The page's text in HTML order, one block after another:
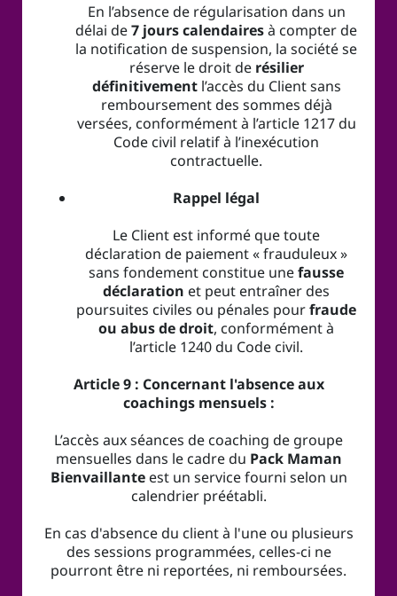
En l’absence de régularisation dans un
délai de7 jours calendairesà compter de
la notification de suspension, la société se
réserve le droit de résilier
définitivementl’accès du Client sans
remboursement des sommes déjà
versées, conformément à l’article 1217 du
Code civil relatif à l’inexécution
contractuelle.
Rappel légal
Le Client est informé que toute
déclaration de paiement « frauduleux »
sans fondement constitue unefausse
déclaration et peut entraîner des
poursuites civiles ou pénales pourfraude
ou abus de droit, conformément à
l’article 1240 du Code civil.
Article 9 : Concernant l'absence aux
coachings mensuels :
L’accès aux séances de coaching de groupe
mensuelles dans le cadre du Pack Maman
Bienvaillanteest un service fourni selon un
calendrier préétabli.
En cas d'absence du client à l'une ou plusieurs
des sessions programmées, celles-ci ne
pourront être ni reportées, ni remboursées.